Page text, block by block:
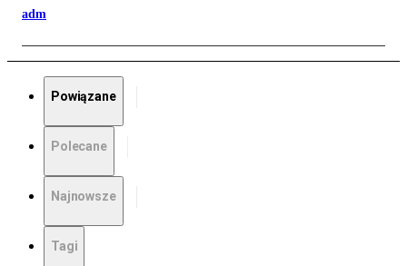
adm
Powiązane
Polecane
Najnowsze
Tagi